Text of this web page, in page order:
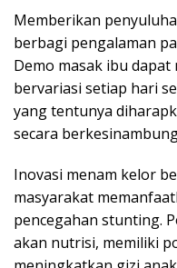
Memberikan
berbagi pengalaman
Demo masak ibu
bervariasi setiap hari
yang tentunya
secara
Inovasi menam kelor
masyarakat
pencegahan stunting.
akan nutrisi, memiliki